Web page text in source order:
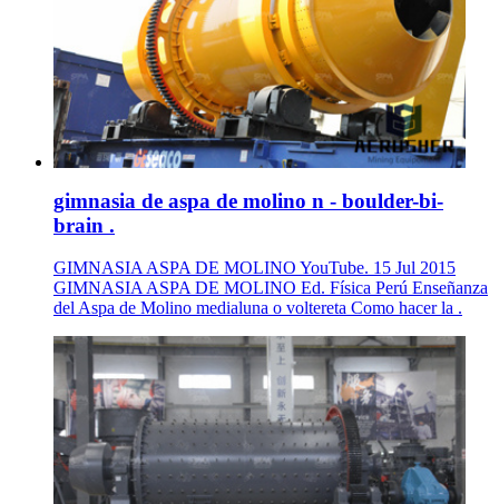
gimnasia de aspa de molino n - boulder-bi-
brain .
GIMNASIA ASPA DE MOLINO YouTube. 15 Jul 2015
GIMNASIA ASPA DE MOLINO Ed. Física Perú Enseñanza
del Aspa de Molino medialuna o voltereta Como hacer la .